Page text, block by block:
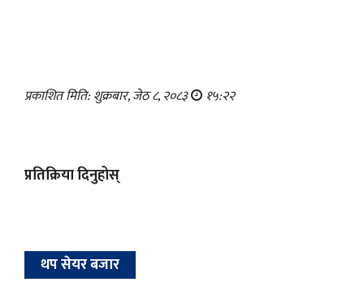
प्रकाशित मिति: शुक्रबार, जेठ ८, २०८३ १५:२२
प्रतिक्रिया दिनुहोस्
थप सेयर बजार